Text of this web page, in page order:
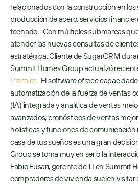
relacionados con la construcción en
producción de acero, servicios
techado.   Con múltiples submarcas
atender las nuevas consultas de
estratégica. Cliente de SugarCRM
Summit Homes Group actualizó
Premier.   El software ofrece
automatización de la fuerza de ventas
(IA) integrada y analítica de ventas
avanzados, pronósticos de ventas
holísticas y funciones de comunicación
casa de tus sueños es una gran
Group se toma muy en serio la
Fabio Fusari, gerente de TI en Summit
compradores de vivienda suelen